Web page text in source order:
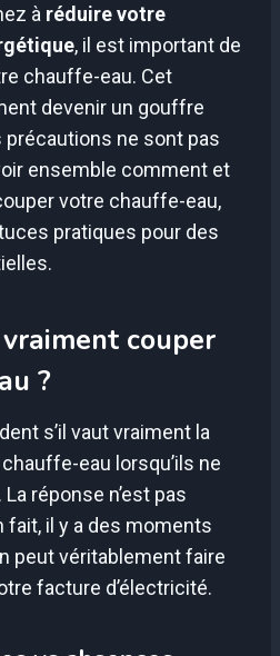
à réduire votre
, il est important de
chauffe-eau. Cet
devenir un gouffre
ne sont pas
ensemble comment et
votre chauffe-eau,
pratiques pour des
couper
?
s’il vaut vraiment la
eau lorsqu’ils ne
réponse n’est pas
fait, il y a des moments
peut véritablement faire
facture d’électricité.